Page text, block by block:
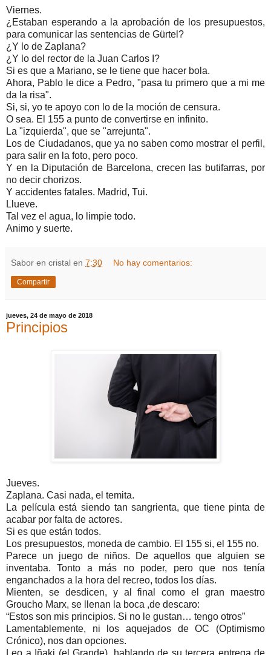
Viernes.
¿Estaban esperando a la aprobación de los presupuestos,
para comunicar las sentencias de Gürtel?
¿Y lo de Zaplana?
¿Y lo del rector de la Juan Carlos I?
Si es que a Mariano, se le tiene que hacer bola.
Ahora, Pablo le dice a Pedro, "pasa tu primero que a mi me
da la risa".
Si, si, yo te apoyo con lo de la moción de censura.
O sea. El 155 a punto de convertirse en infinito.
La "izquierda", que se "arrejunta".
Los de Ciudadanos, que ya no saben como mostrar el perfil,
para salir en la foto, pero poco.
Y en la Diputación de Barcelona, crecen las butifarras, por
no decir chorizos.
Y accidentes fatales. Madrid, Tui.
Llueve.
Tal vez el agua, lo limpie todo.
Animo y suerte.
Sabor en cristal en 7:30 No hay comentarios:
Compartir
jueves, 24 de mayo de 2018
Principios
Jueves.
Zaplana. Casi nada, el temita.
La película está siendo tan sangrienta, que tiene pinta de
acabar por falta de actores.
Si es que están todos.
Los presupuestos, moneda de cambio. El 155 si, el 155 no.
Parece un juego de niños. De aquellos que alguien se
inventaba. Tonto a más no poder, pero que nos tenía
enganchados a la hora del recreo, todos los días.
Mienten, se desdicen, y al final como el gran maestro
Groucho Marx, se llenan la boca ,de descaro:
“Estos son mis principios. Si no le gustan… tengo otros”
Lamentablemente, ni los aquejados de OC (Optimismo
Crónico), nos dan opciones.
Leo a Iñaki (el Grande), hablando de su tercera entrega de